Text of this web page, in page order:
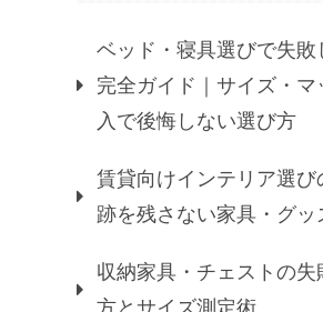
ベッド・寝具選びで失敗
完全ガイド｜サイズ・マ
入で後悔しない選び方
賃貸向けインテリア選び
跡を残さない家具・グッ
収納家具・チェストの